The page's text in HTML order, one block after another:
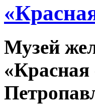
Музей
«Красная